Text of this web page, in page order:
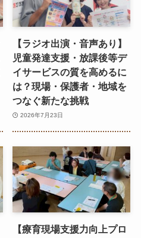
【ラジオ出演・音声あり】
児童発達支援・放課後等デ
イサービスの質を高めるに
は？現場・保護者・地域を
つなぐ新たな挑戦
2026年7月23日
【療育現場支援力向上プロ